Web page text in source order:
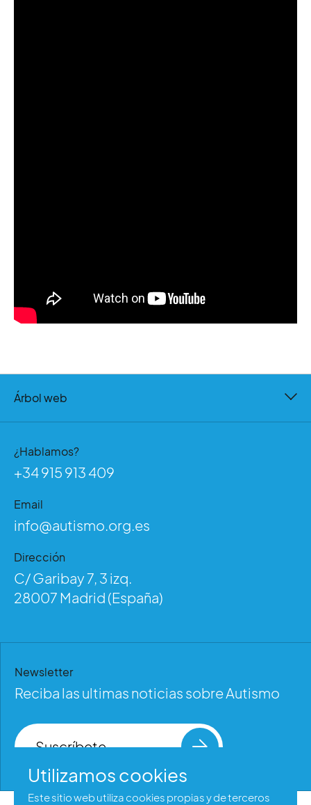
Árbol web
¿Hablamos?
+34 915 913 409
Email
info@autismo.org.es
Dirección
C/ Garibay 7, 3 izq.
28007 Madrid (España)
Newsletter
Reciba las ultimas noticias sobre Autismo
Suscríbete
Utilizamos cookies
Este sitio web utiliza cookies propias y de terceros